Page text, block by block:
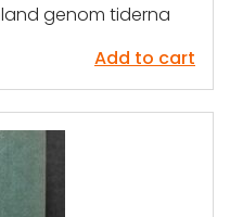
genom tiderna
Add to cart